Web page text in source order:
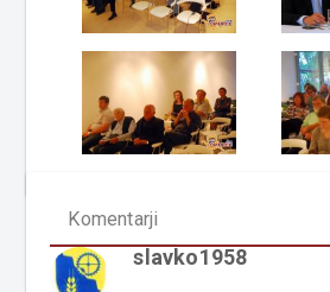
Komentarji
slavko1958